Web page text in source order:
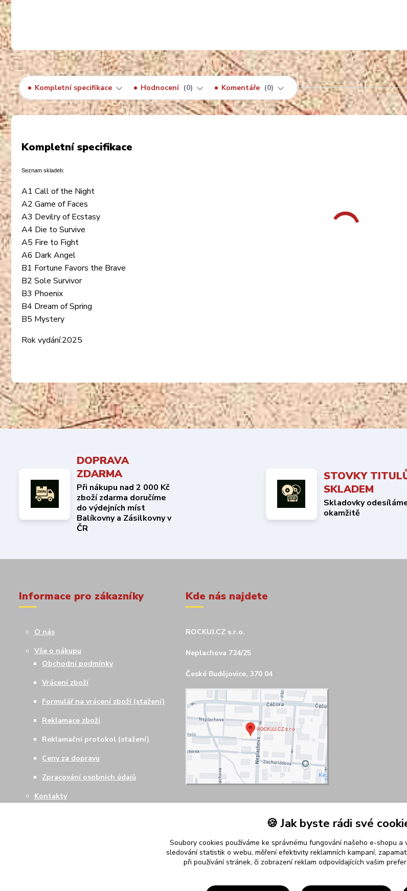
Kompletní specifikace Hodnocení 0 Komentáře 0
Kompletní specifikace
Seznam skladeb:
A1 Call of the Night
A2 Game of Faces
A3 Devilry of Ecstasy
A4 Die to Survive
A5 Fire to Fight
A6 Dark Angel
B1 Fortune Favors the Brave
B2 Sole Survivor
B3 Phoenix
B4 Dream of Spring
B5 Mystery
Rok vydání:2025
DOPRAVA
ZDARMA
Při nákupu nad 2 000 Kč
zboží zdarma doručíme
do výdejních míst
Balíkovny a Zásilkovny v
ČR
STOVKY
SKLADEM
Skladovky
okamžitě
Informace pro zákazníky
O nás
Vše o nákupu
Obchodní podmínky
Vrácení zboží
Formulář na vrácení zboží (stažení)
Reklamace zboží
Reklamační protokol (stažení)
Ceny za dopravu
Zpracování osobních údajů
Kontakty
Kde nás najdete
ROCKUJ.CZ s.r.o.
Neplachova 724/25
České Budějovice, 370 04
🍪 Jak byste rádi své
Soubory cookies používáme ke správnému fungování našeho e-shopu
sledování statistik o webu, měření efektivity reklamních kampaní,
při používání stránek, či zobrazení reklam odpovídajících vašim